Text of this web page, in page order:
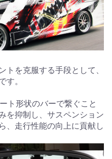
トを克服する手段として、
す。
ト形状のバーで繋ぐこと
を抑制し、サスペンション
、走行性能の向上に貢献し